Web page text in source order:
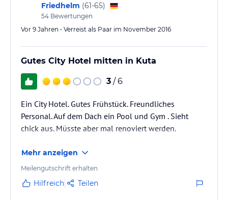
Friedhelm (61-65)
54 Bewertungen
Vor 9 Jahren • Verreist als Paar im November 2016
Gutes City Hotel mitten in Kuta
3 / 6
Ein City Hotel. Gutes Frühstück. Freundliches
Personal. Auf dem Dach ein Pool und Gym . Sieht
chick aus. Müsste aber mal renoviert werden.
Mehr anzeigen
Meilengutschrift erhalten
Hilfreich Teilen